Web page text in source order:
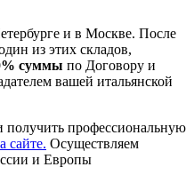
и в Москве. После
из этих складов,
суммы по Договору и
вашей итальянской
получить профессиональную
сайте. Осуществляем
и Европы